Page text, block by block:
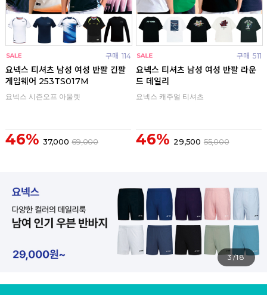
구매 114
요넥스 티셔츠 남성 여성 반팔 긴팔
게임웨어 253TS017M
요넥스 시즌오프 아울렛
46% 37,000 69,000
구매 511
요넥스 티셔츠 남성 여성 반팔 라운
드 데일리
요넥스 캐주얼 티셔츠
46% 29,500 55,000
4/18